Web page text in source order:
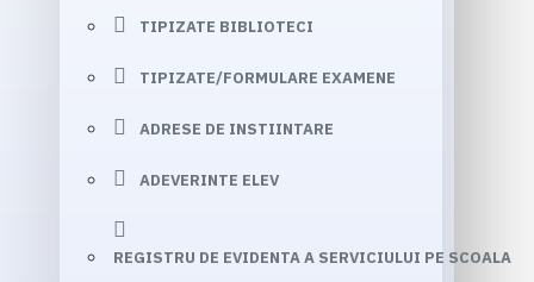
TIPIZATE BIBLIOTECI
TIPIZATE/FORMULARE EXAMENE
ADRESE DE INSTIINTARE
ADEVERINTE ELEV
REGISTRU DE EVIDENTA A SERVICIULUI PE SCOALA